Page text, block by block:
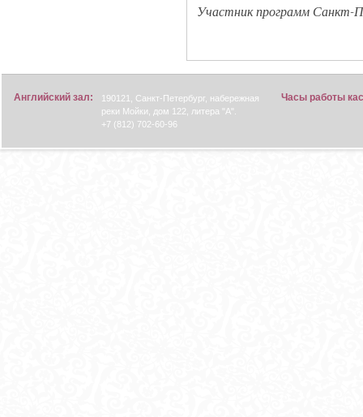
Я
Участник программ Санкт-
Английский зал:
190121, Санкт-Петербург, набережная
реки Мойки, дом 122, литера "А".
+7 (812) 702-60-96
Часы работы